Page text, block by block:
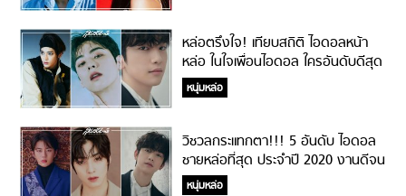
หล่อตรึงใจ! เทียบสถิติ ไอดอลหน้า
หล่อ ในใจเพื่อนไอดอล ใครอันดับดีสุด
นับตั้งแต่มีการจัดอันดับ!!
หนุ่มหล่อ
วิชวลกระแทกตา!!! 5 อันดับ ไอดอล
ชายหล่อที่สุด ประจำปี 2020 งานดีจน
เพื่อนไอดอลต้องโหวต!
หนุ่มหล่อ